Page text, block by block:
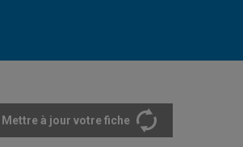
Mettre à jour votre fiche